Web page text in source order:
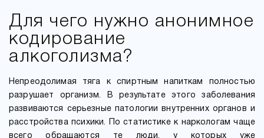
Для чего нужно анонимное
кодирование
алкоголизма?
Непреодолимая тяга к спиртным напиткам полностью
разрушает организм. В результате этого заболевания
развиваются серьезные патологии внутренних органов и
расстройства психики. По статистике к наркологам чаще
всего обращаются те люди, у которых уже